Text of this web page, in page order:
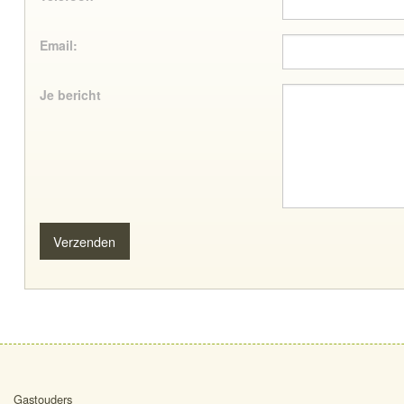
Email:
Je bericht
Gastouders